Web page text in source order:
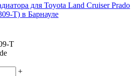
для Toyota Land Cruiser Prado
T) в Барнауле
T
+